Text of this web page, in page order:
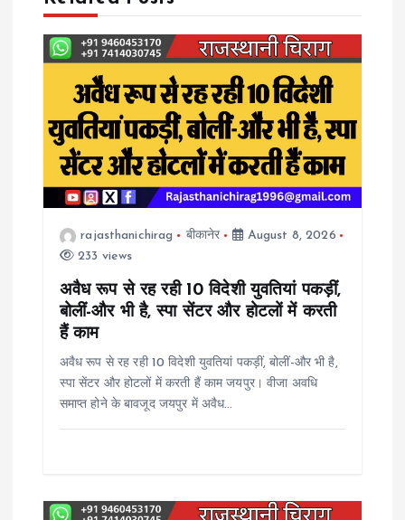
v
g
a
rajasthanichirag बीकानेर
August 8, 2026
233 views
अवैध रूप से रह रही 10 विदेशी युवतियां पकड़ीं,
बोलीं-और भी है, स्पा सेंटर और होटलों में करती
हैं काम
अवैध रूप से रह रही 10 विदेशी युवतियां पकड़ीं, बोलीं-और भी है,
स्पा सेंटर और होटलों में करती हैं काम जयपुर। वीजा अवधि
समाप्त होने के बावजूद जयपुर में अवैध…